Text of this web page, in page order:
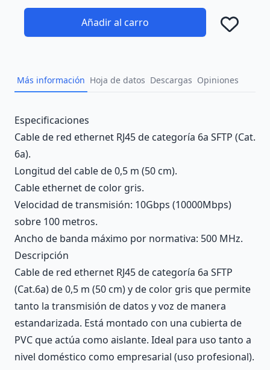
Añadir al carro
Más información Hoja de datos Descargas Opiniones
Description
Especificaciones
Cable de red ethernet RJ45 de categoría 6a SFTP (Cat.
6a).
Longitud del cable de 0,5 m (50 cm).
Cable ethernet de color gris.
Velocidad de transmisión: 10Gbps (10000Mbps)
sobre 100 metros.
Ancho de banda máximo por normativa: 500 MHz.
Descripción
Cable de red ethernet RJ45 de categoría 6a SFTP
(Cat.6a) de 0,5 m (50 cm) y de color gris que permite
tanto la transmisión de datos y voz de manera
estandarizada. Está montado con una cubierta de
PVC que actúa como aislante. Ideal para uso tanto a
nivel doméstico como empresarial (uso profesional).